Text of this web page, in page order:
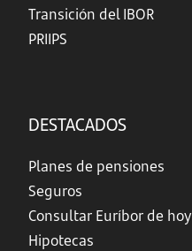
Transición del IBOR
PRIIPS
DESTACADOS
Planes de pensiones
Seguros
Consultar Euríbor de hoy
Hipotecas